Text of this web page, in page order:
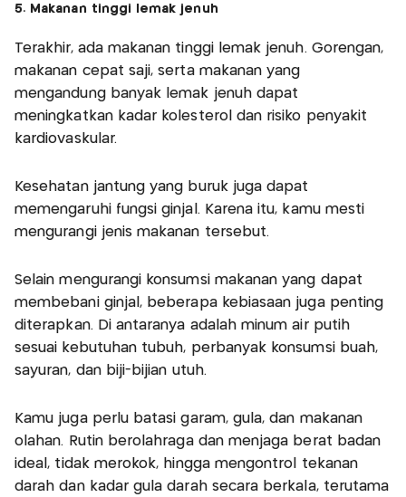
5. Makanan tinggi lemak jenuh
Terakhir, ada makanan tinggi lemak jenuh. Gorengan,
makanan cepat saji, serta makanan yang
mengandung banyak lemak jenuh dapat
meningkatkan kadar kolesterol dan risiko penyakit
kardiovaskular.
Kesehatan jantung yang buruk juga dapat
memengaruhi fungsi ginjal. Karena itu, kamu mesti
mengurangi jenis makanan tersebut.
Selain mengurangi konsumsi makanan yang dapat
membebani ginjal, beberapa kebiasaan juga penting
diterapkan. Di antaranya adalah minum air putih
sesuai kebutuhan tubuh, perbanyak konsumsi buah,
sayuran, dan biji-bijian utuh.
Kamu juga perlu batasi garam, gula, dan makanan
olahan. Rutin berolahraga dan menjaga berat badan
ideal, tidak merokok, hingga mengontrol tekanan
darah dan kadar gula darah secara berkala, terutama